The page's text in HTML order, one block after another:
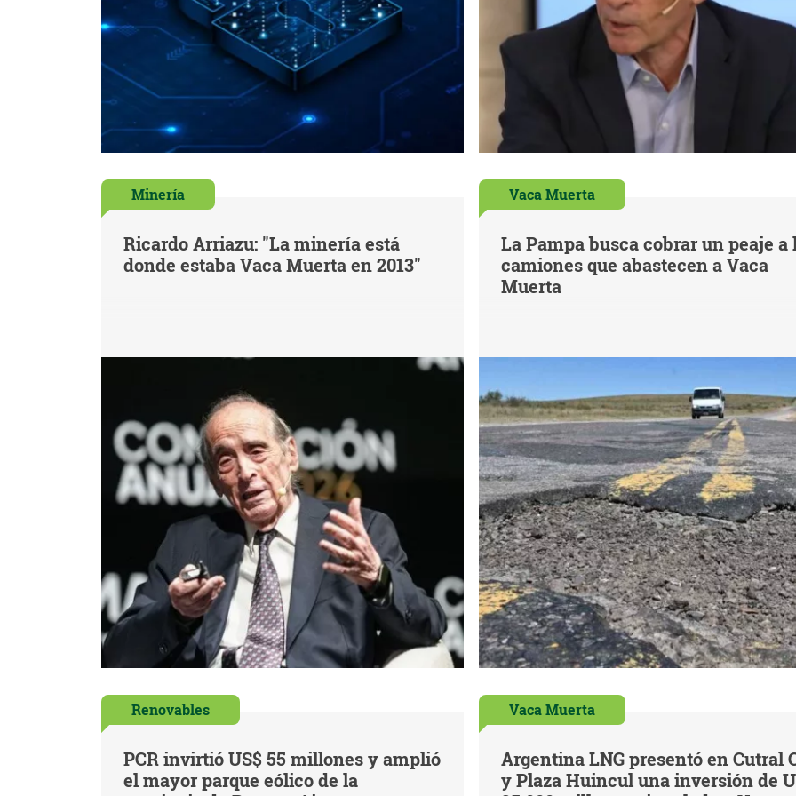
Minería
Ricardo Arriazu: "La minería está
donde estaba Vaca Muerta en 2013"
Vaca Muerta
La Pampa busca cobrar un peaje a
camiones que abastecen a Vaca
Muerta
Renovables
PCR invirtió US$ 55 millones y amplió
el mayor parque eólico de la
Vaca Muerta
Argentina LNG presentó en Cutral
y Plaza Huincul una inversión de